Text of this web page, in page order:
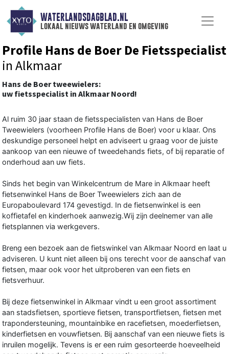
WATERLANDSDAGBLAD.NL
lokaal nieuws waterland en omgeving
Profile Hans de Boer De Fietsspecialist
in Alkmaar
Hans de Boer tweewielers:
uw fietsspecialist in Alkmaar Noord!
Al ruim 30 jaar staan de fietsspecialisten van Hans de Boer
Tweewielers (voorheen Profile Hans de Boer) voor u klaar. Ons
deskundige personeel helpt en adviseert u graag voor de juiste
aankoop van een nieuwe of tweedehands fiets, of bij reparatie of
onderhoud aan uw fiets.
Sinds het begin van Winkelcentrum de Mare in Alkmaar heeft
fietsenwinkel Hans de Boer Tweewielers zich aan de
Europaboulevard 174 gevestigd. In de fietsenwinkel is een
koffietafel en kinderhoek aanwezig.Wij zijn deelnemer van alle
fietsplannen via werkgevers.
Breng een bezoek aan de fietswinkel van Alkmaar Noord en laat u
adviseren. U kunt niet alleen bij ons terecht voor de aanschaf van
fietsen, maar ook voor het uitproberen van een fiets en
fietsverhuur.
Bij deze fietsenwinkel in Alkmaar vindt u een groot assortiment
aan stadsfietsen, sportieve fietsen, transportfietsen, fietsen met
trapondersteuning, mountainbike en racefietsen, moederfietsen,
kinderfietsen en vouwfietsen. Bij aanschaf van een nieuwe fiets is
inruilen mogelijk. Tevens is er een ruim gesorteerde hoeveelheid